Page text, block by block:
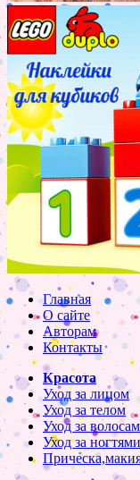
Главная
О сайте
Авторам
Контакты
Красота
Уход за лицом
Уход за телом
Уход за
Уход за ногтями